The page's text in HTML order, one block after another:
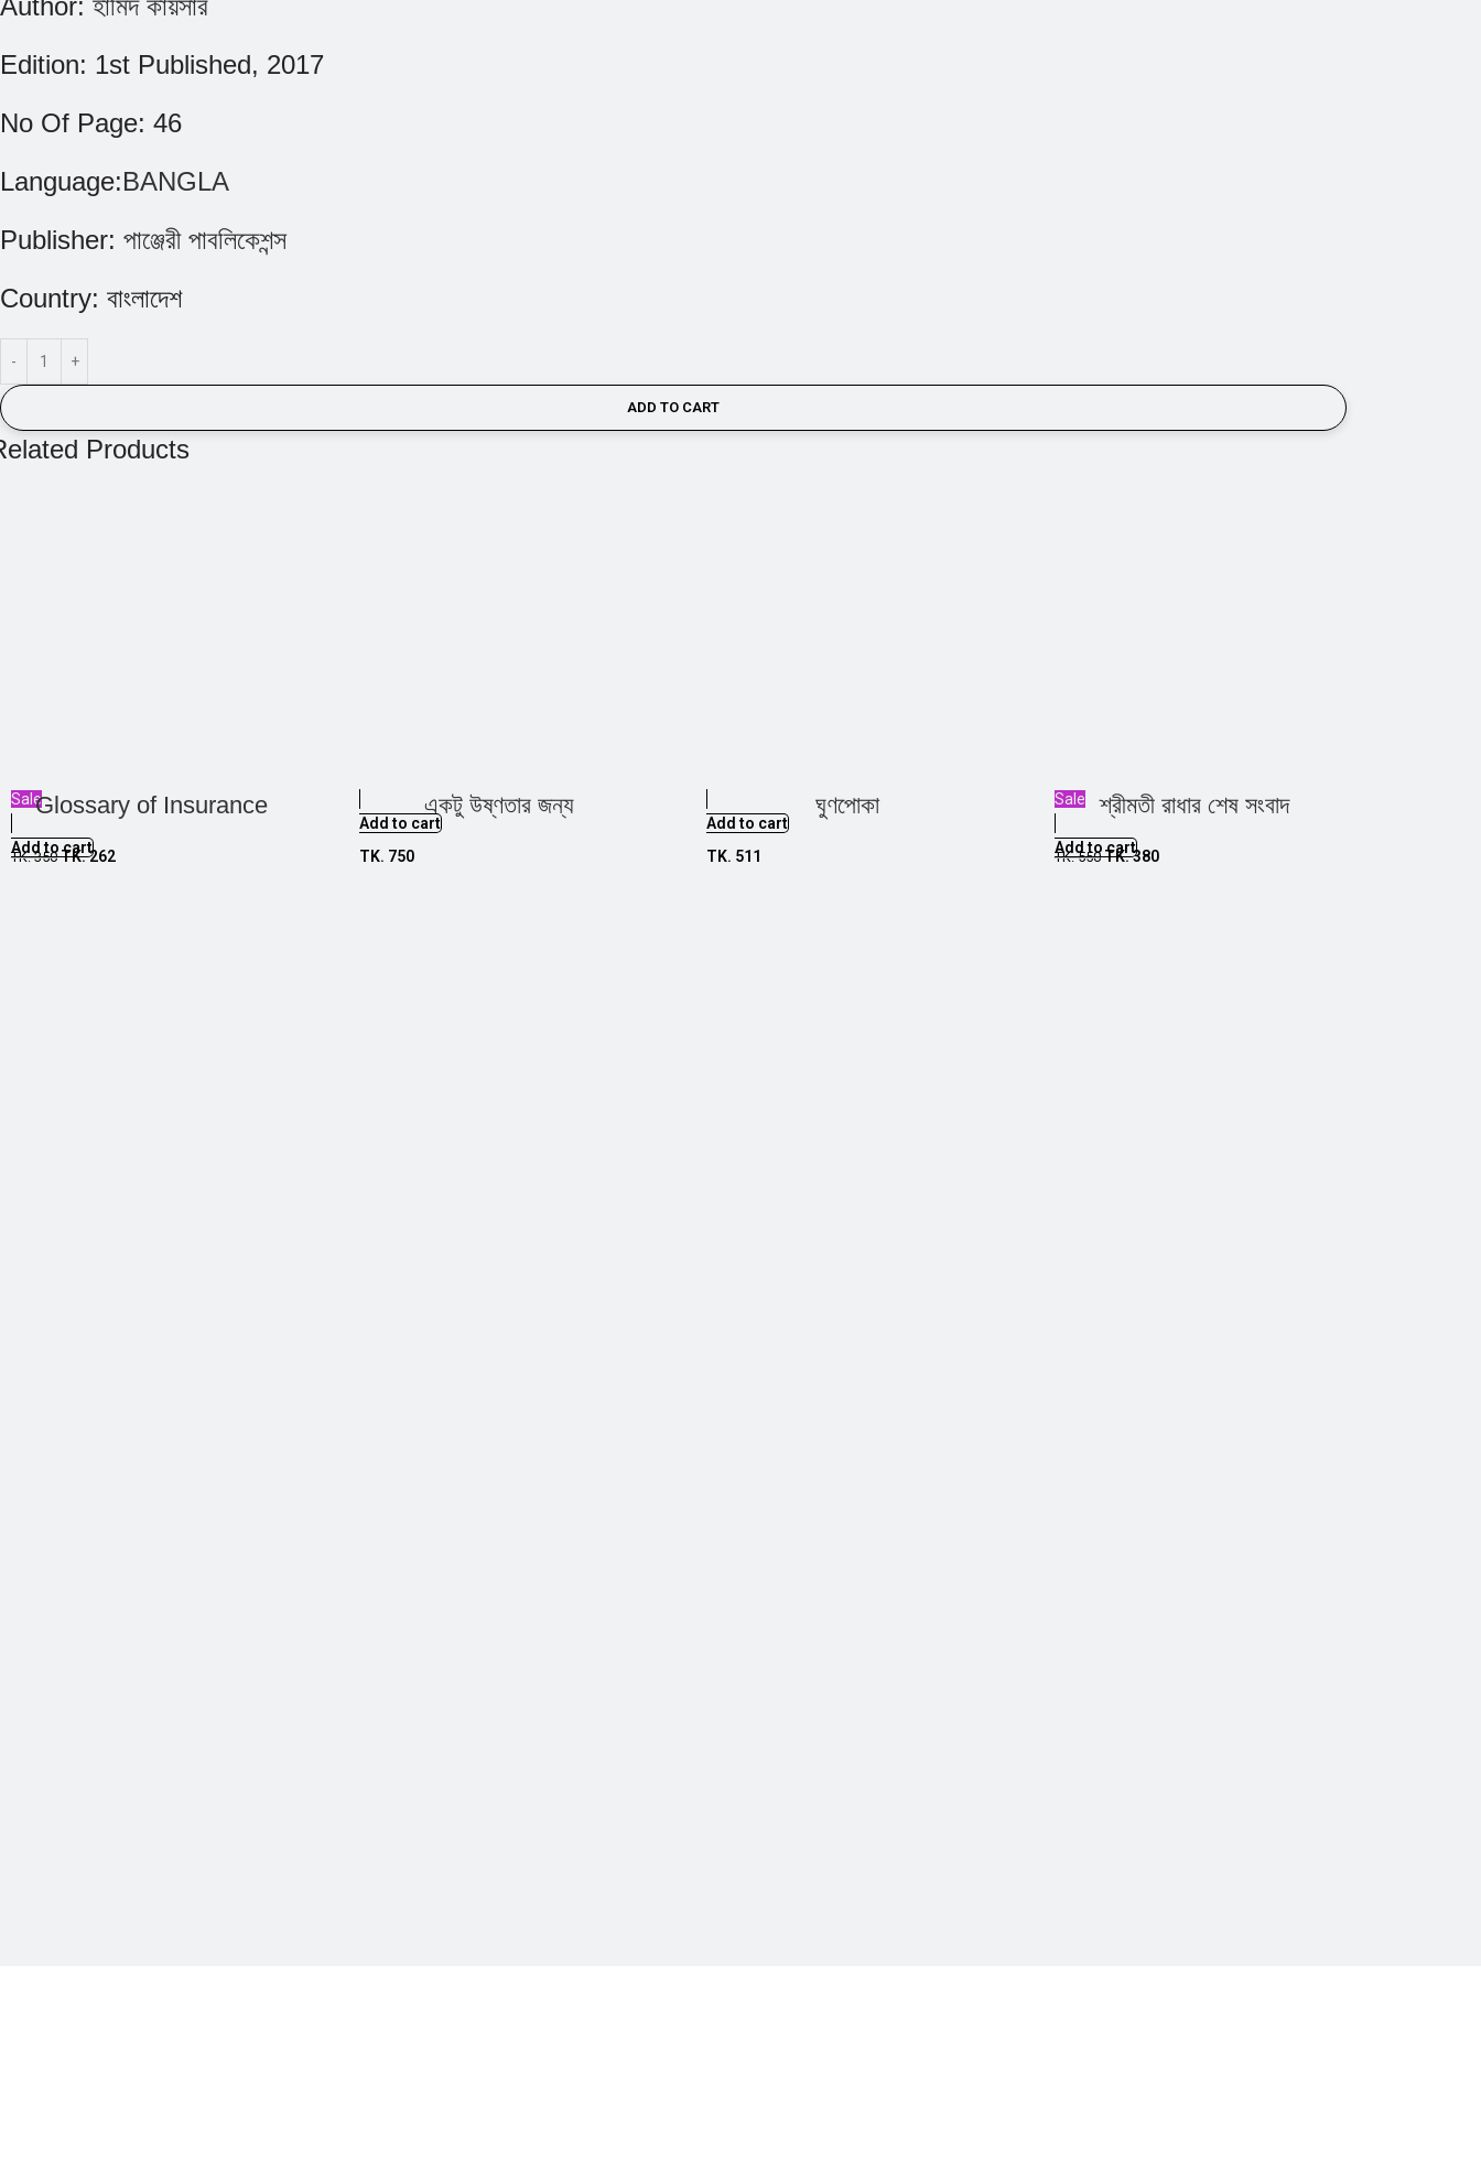
Author: হামিদ কায়সার
Edition: 1st Published, 2017
No Of Page: 46
Language:BANGLA
Publisher: পাঞ্জেরী পাবলিকেশন্স
Country: বাংলাদেশ
ADD TO CART
Products
Sale
Add to cart
Glossary of Insurance
TK.350 TK.262
Add to cart
একটু উষ্ণতার জন্য
TK. 750
Add to cart
ঘুণপোকা
TK. 511
Sale
Add to cart
শ্রীমতী রাধার শেষ সংবাদ
TK.550 TK.380